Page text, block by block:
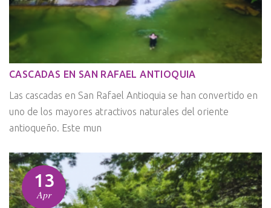
CASCADAS EN SAN RAFAEL ANTIOQUIA
Las cascadas en San Rafael Antioquia se han convertido en
uno de los mayores atractivos naturales del oriente
antioqueño. Este mun
13
Apr